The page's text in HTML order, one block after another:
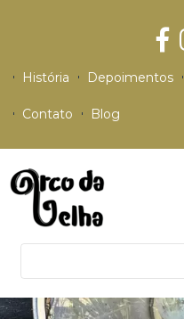
História Depoimentos
Contato Blog